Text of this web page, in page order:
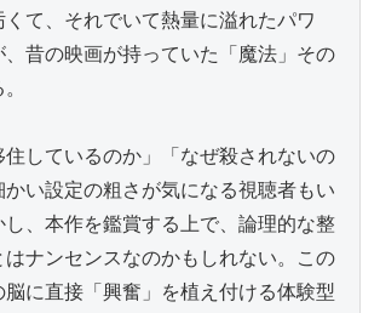
て、それでいて熱量に溢れたパワ
、昔の映画が持っていた「魔法」その
住しているのか」「なぜ殺されないの
い設定の粗さが気になる視聴者もい
し、本作を鑑賞する上で、論理的な整
ナンセンスなのかもしれない。この
に直接「興奮」を植え付ける体験型